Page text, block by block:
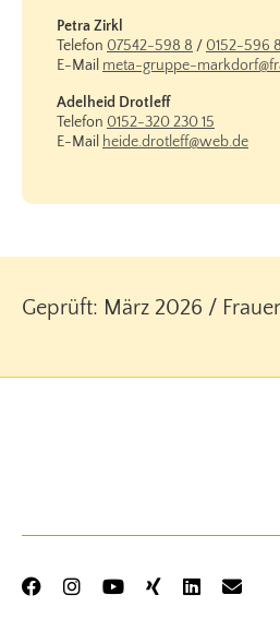
Petra Zirkl
Telefon 07542-598 8 / 0152-596
E-Mail meta-gruppe-
Adelheid Drotleff
Telefon 0152-320 230 15
E-Mail heide.drotleff@web.de
Geprüft: März 2026 /